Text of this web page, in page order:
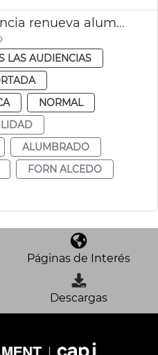
Ayuntamiento València renueva alumbrado Forn d'Alcedo
LAS AUDIENCIAS
NORMAL
ALUMBRADO
FORN ALCEDO
Páginas de Interés
Descargas